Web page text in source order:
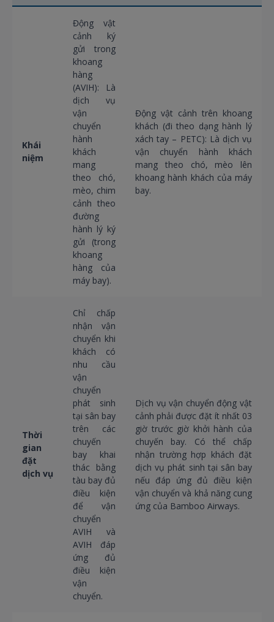
Khái
niệm
Động vật
cảnh ký
gửi trong
khoang
hàng
(AVIH): Là
dịch vụ
vận
chuyển
hành
khách
mang
theo chó,
mèo, chim
cảnh theo
đường
hành lý ký
gửi (trong
khoang
hàng của
máy bay).
Động vật cảnh trên khoang
khách (đi theo dạng hành lý
xách tay – PETC): Là dịch vụ
vận chuyển hành khách
mang theo chó, mèo lên
khoang hành khách của máy
bay.
Thời
gian
đặt
dịch vụ
Chỉ chấp
nhận vận
chuyển khi
khách có
nhu cầu
vận
chuyển
phát sinh
tại sân bay
trên các
chuyến
bay khai
thác bằng
tàu bay đủ
điều kiện
để vận
chuyển
AVIH và
AVIH đáp
ứng đủ
điều kiện
vận
chuyển.
Dịch vụ vận chuyển động vật
cảnh phải được đặt ít nhất 03
giờ trước giờ khởi hành của
chuyến bay. Có thể chấp
nhận trường hợp khách đặt
dịch vụ phát sinh tại sân bay
nếu đáp ứng đủ điều kiện
vận chuyển và khả năng cung
ứng của Bamboo Airways.